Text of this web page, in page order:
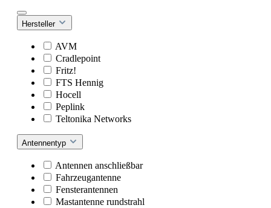
Hersteller
AVM
Cradlepoint
Fritz!
FTS Hennig
Hocell
Peplink
Teltonika Networks
Antennentyp
Antennen anschließbar
Fahrzeugantenne
Fensterantennen
Mastantenne rundstrahl